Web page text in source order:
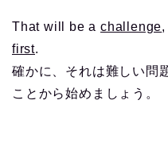
That will be achallenge
first.
確かに、それは難しい問
ことから始めましょう。